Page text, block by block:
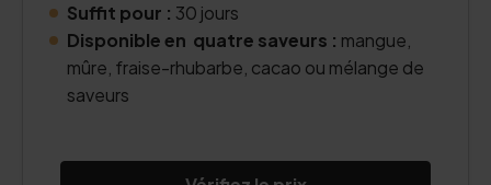
Suffit pour : 30 jours
Disponible en quatre saveurs : mangue,
mûre, fraise-rhubarbe, cacao ou mélange de
saveurs